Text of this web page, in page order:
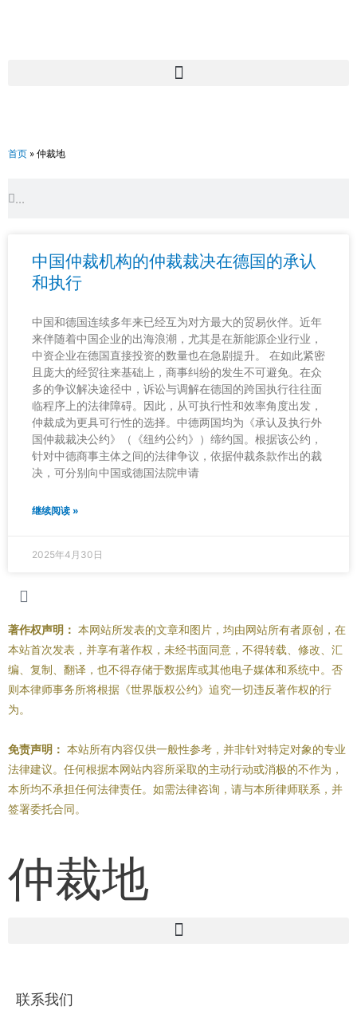
首页 » 仲裁地
中国仲裁机构的仲裁裁决在德国的承认
和执行
中国和德国连续多年来已经互为对方最大的贸易伙伴。近年
来伴随着中国企业的出海浪潮，尤其是在新能源企业行业，
中资企业在德国直接投资的数量也在急剧提升。 在如此紧密
且庞大的经贸往来基础上，商事纠纷的发生不可避免。在众
多的争议解决途径中，诉讼与调解在德国的跨国执行往往面
临程序上的法律障碍。因此，从可执行性和效率角度出发，
仲裁成为更具可行性的选择。中德两国均为《承认及执行外
国仲裁裁决公约》（《纽约公约》）缔约国。根据该公约，
针对中德商事主体之间的法律争议，依据仲裁条款作出的裁
决，可分别向中国或德国法院申请
继续阅读 »
2025年4月30日
著作权声明： 本网站所发表的文章和图片，均由网站所有者原创，在
本站首次发表，并享有著作权，未经书面同意，不得转载、修改、汇
编、复制、翻译，也不得存储于数据库或其他电子媒体和系统中。否
则本律师事务所将根据《世界版权公约》追究一切违反著作权的行
为。
免责声明： 本站所有内容仅供一般性参考，并非针对特定对象的专业
法律建议。任何根据本网站内容所采取的主动行动或消极的不作为，
本所均不承担任何法律责任。如需法律咨询，请与本所律师联系，并
签署委托合同。
仲裁地
联系我们